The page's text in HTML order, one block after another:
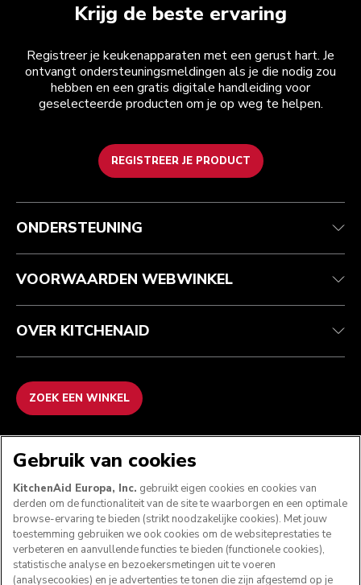
Krijg de beste ervaring
Registreer je keukenapparaten met een gerust hart. Je
ontvangt ondersteuningsmeldingen als je die nodig zou
hebben en een gratis digitale handleiding voor
geselecteerde producten om je op weg te helpen.
REGISTREER JE PRODUCT
Health check
Je bestelling volgen
Garantie en documenten
Recupel
Algemene voorwaarden
Retournering en terugbetaling
Imprint
ODR
Het merk
Zoek een winkel
ONDERSTEUNING
VOORWAARDEN WEBWINKEL
OVER KITCHENAID
ZOEK EEN WINKEL
VOLG ONS
Gebruik van cookies
KitchenAid Europa, Inc. gebruikt eigen cookies en cookies van
derden om de functionaliteit van de site te waarborgen en een optimale
browse-ervaring te bieden (strikt noodzakelijke cookies). Met jouw
toestemming gebruiken we ook cookies om de websiteprestaties te
verbeteren en aanvullende functies te bieden (functionele cookies),
statistische analyse en bezoekersmetingen uit te voeren
(analysecookies) en je advertenties te tonen die zijn afgestemd op je